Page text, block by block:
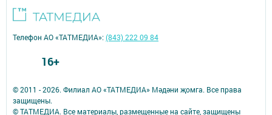
© 2011 - 2026. Филиал АО «ТАТМЕДИА» Мәдәни җомга. Все права
защищены.
© ТАТМЕДИА. Все материалы, размещенные на сайте, защищены
Телефон АО «ТАТМЕДИА»:(843) 222 09 84
16+